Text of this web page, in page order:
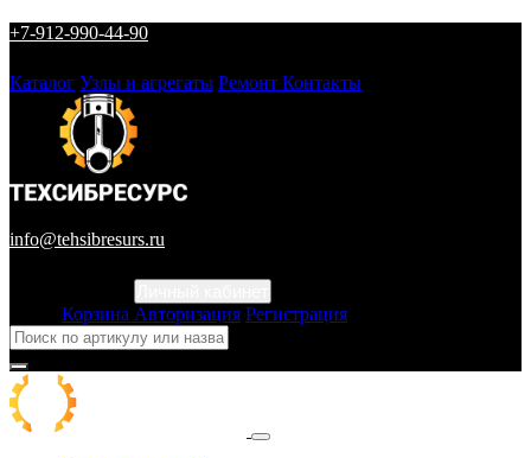
+7-912-990-44-90
Каталог Узлы и агрегаты Ремонт Контакты
info@tehsibresurs.ru
Корзина Авторизация Регистрация